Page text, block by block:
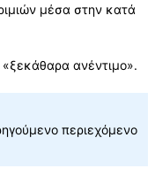
μέσα στην κατά
ανέντιμο».
περιεχόμενο